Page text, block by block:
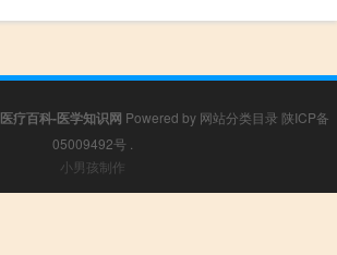
医疗百科-医学知识网 Powered by 网站分类目录 陕ICP备
05009492号
小男孩制作